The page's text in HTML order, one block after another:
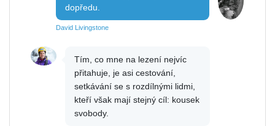
dopředu.
David Livingstone
Tím, co mne na lezení nejvíc
přitahuje, je asi cestování,
setkávání se s rozdílnými lidmi,
kteří však mají stejný cíl: kousek
svobody.